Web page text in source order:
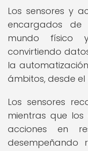
Los sensores y
encargados de
mundo físico
convirtiendo
la
ámbitos, desde
Los sensores
mientras que
acciones en
desempeñando